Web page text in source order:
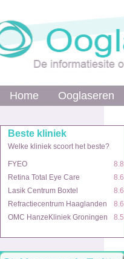
Home Ooglaseren
Beste kliniek
Welke kliniek scoort het beste?
FYEO
8.8
Retina Total Eye Care
8.6
Lasik Centrum Boxtel
8.6
Refractiecentrum Haaglanden
8.6
OMC HanzeKliniek Groningen
8.5
Home Ooglaseren
Beste kliniek
Welke kliniek scoort het beste?
FYEO
8.8
Retina Total Eye Care
8.6
Lasik Centrum Boxtel
8.6
Refractiecentrum Haaglanden
8.6
OMC HanzeKliniek Groningen
8.5